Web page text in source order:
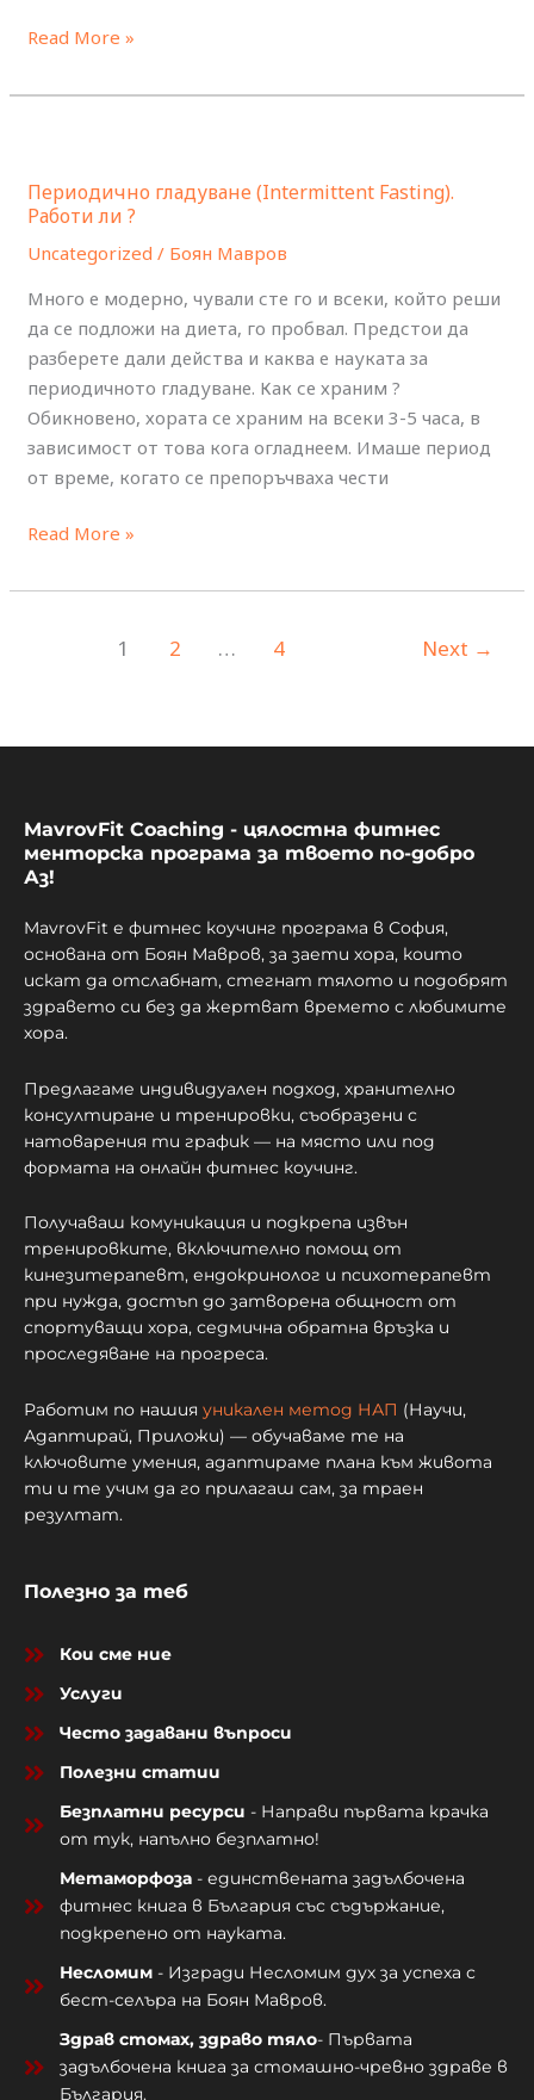
Read More »
Периодично гладуване (Intermittent Fasting).
Работи ли ?
Uncategorized / Боян Мавров
Много е модерно, чували сте го и всеки, който реши
да се подложи на диета, го пробвал. Предстои да
разберете дали действа и каква е науката за
периодичното гладуване. Как се храним ?
Обикновено, хората се храним на всеки 3-5 часа, в
зависимост от това кога огладнеем. Имаше период
от време, когато се препоръчваха чести
(Intermittent
Fasting).
Работи
Read More »
1 2 … 4 Next →
MavrovFit Coaching - цялостна фитнес
менторска програма за твоето по-добро
Аз!
MavrovFit е фитнес коучинг програма в София,
основана от Боян Мавров, за заети хора, които
искат да отслабнат, стегнат тялото и подобрят
здравето си без да жертват времето с любимите
хора.
Предлагаме индивидуален подход, хранително
консултиране и тренировки, съобразени с
натоварения ти график — на място или под
формата на онлайн фитнес коучинг.
Получаваш комуникация и подкрепа извън
тренировките, включително помощ от
кинезитерапевт, ендокринолог и психотерапевт
при нужда, достъп до затворена общност от
спортуващи хора, седмична обратна връзка и
проследяване на прогреса.
Работим по нашия уникален метод НАП (Научи,
Адаптирай, Приложи) — обучаваме те на
ключовите умения, адаптираме плана към живота
ти и те учим да го прилагаш сам, за траен
резултат.
Полезно за теб
Кои сме ние
Услуги
Често задавани въпроси
Полезни статии
Безплатни ресурси - Направи първата крачка
от тук, напълно безплатно!
Метаморфоза - единствената задълбочена
фитнес книга в България със съдържание,
подкрепено от науката.
Несломим - Изгради Несломим дух за успеха с
бест-селъра на Боян Мавров.
Здрав стомах, здраво тяло- Първата
задълбочена книга за стомашно-чревно здраве в
България.